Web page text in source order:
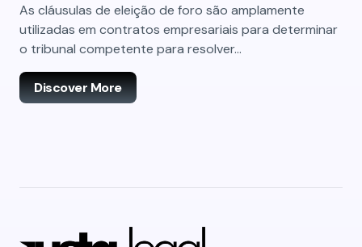
As cláusulas de eleição de foro são amplamente
utilizadas em contratos empresariais para determinar
o tribunal competente para resolver…
Discover More